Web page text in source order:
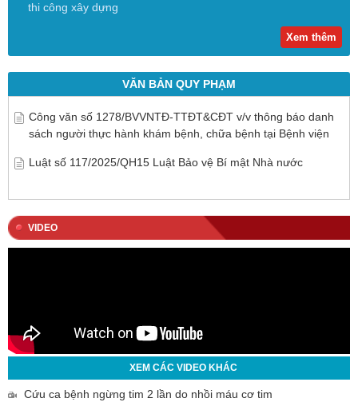
thi công xây dựng
Xem thêm
VĂN BẢN QUY PHẠM
Công văn số 1278/BVVNTĐ-TTĐT&CĐT v/v thông báo danh
sách người thực hành khám bệnh, chữa bệnh tại Bệnh viện
Luật số 117/2025/QH15 Luật Bảo vệ Bí mật Nhà nước
VIDEO
XEM CÁC VIDEO KHÁC
Cứu ca bệnh ngừng tim 2 lần do nhồi máu cơ tim